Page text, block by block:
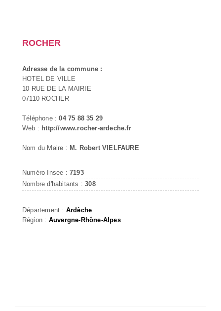
ROCHER
Adresse de la commune :
HOTEL DE VILLE
10 RUE DE LA MAIRIE
07110 ROCHER
Téléphone :04 75 88 35 29
Web : http://www.rocher-ardeche.fr
Nom du Maire : M. Robert VIELFAURE
Numéro Insee : 7193
Nombre d'habitants :308
Département : Ardèche
Région : Auvergne-Rhône-Alpes